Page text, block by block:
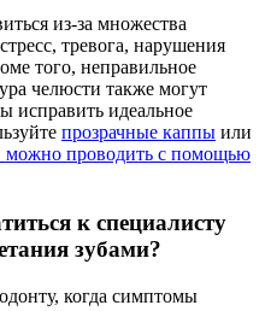
из-за множества
тревога, нарушения
того, неправильное
челюсти также могут
исправить идеальное
прозрачные каппы или
можно проводить с помощью
к специалисту
зубами?
когда симптомы